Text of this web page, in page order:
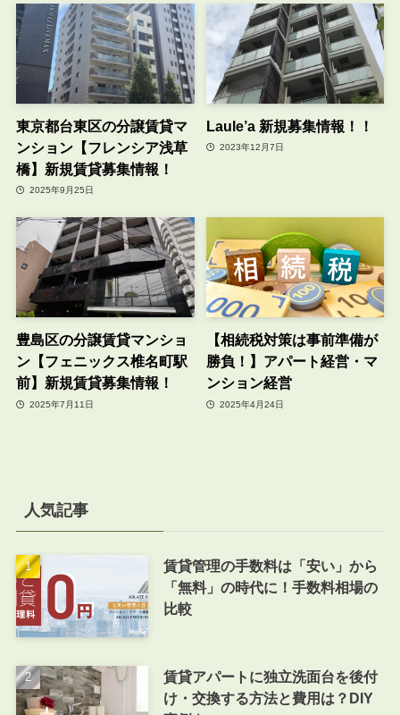
東京都台東区の分譲賃貸マ
ンション【フレンシア浅草
橋】新規賃貸募集情報！
2025年9月25日
Laule’a 新規募集情報！！
2023年12月7日
豊島区の分譲賃貸マンショ
ン【フェニックス椎名町駅
前】新規賃貸募集情報！
2025年7月11日
【相続税対策は事前準備が
勝負！】アパート経営・マ
ンション経営
2025年4月24日
人気記事
賃貸管理の手数料は「安い」から
「無料」の時代に！手数料相場の
比較
賃貸アパートに独立洗面台を後付
け・交換する方法と費用は？DIY